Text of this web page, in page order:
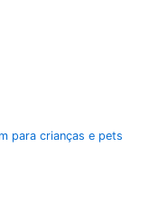
para crianças e pets